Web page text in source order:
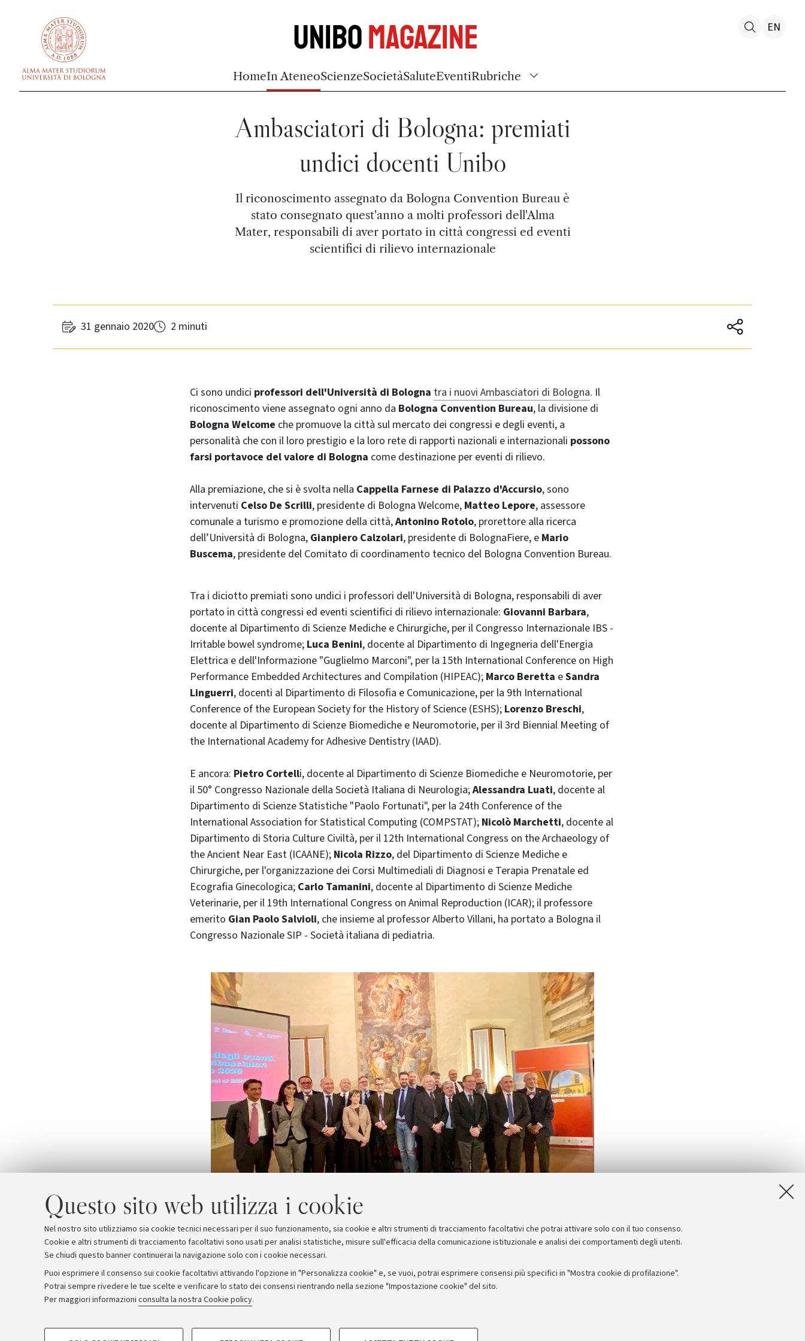
Questo sito web utilizza i cookie
Nel nostro sito utilizziamo sia cookie tecnici necessari per il suo funzionamento, sia cookie e altri strumenti di tracciamento facoltativi che potrai attivare solo con il tuo consenso.
Cookie e altri strumenti di tracciamento facoltativi sono usati per analisi statistiche, misure sull'efficacia della comunicazione istituzionale e analisi dei comportamenti degli utenti.
Se chiudi questo banner continuerai la navigazione solo con i cookie necessari.
Puoi esprimere il consenso sui cookie facoltativi attivando l'opzione in "Personalizza cookie" e, se vuoi, potrai esprimere consensi più specifici in "Mostra cookie di profilazione".
Potrai sempre rivedere le tue scelte e verificare lo stato dei consensi rientrando nella sezione "Impostazione cookie" del sito.
Per maggiori informazioni consulta la nostra Cookie policy.
COOKIE DI PROFILAZIONE - FACOLTATIVI COOKIE TECNICI - NECESSARI
UniboMagazine
HomeIn AteneoScienzeSocietàSaluteEventiRubriche
EN
Ambasciatori di Bologna: premiati
undici docenti Unibo
Il riconoscimento assegnato da Bologna Convention Bureau è
stato consegnato quest'anno a molti professori dell'Alma
Mater, responsabili di aver portato in città congressi ed eventi
scientifici di rilievo internazionale
31 gennaio 2020 2 minuti
Ci sono undici professori dell'Università di Bologna tra i nuovi Ambasciatori di Bologna. Il
riconoscimento viene assegnato ogni anno da Bologna Convention Bureau, la divisione di
Bologna Welcome che promuove la città sul mercato dei congressi e degli eventi, a
personalità che con il loro prestigio e la loro rete di rapporti nazionali e internazionali possono
farsi portavoce del valore di Bologna come destinazione per eventi di rilievo.
Alla premiazione, che si è svolta nella Cappella Farnese di Palazzo d'Accursio, sono
intervenuti Celso De Scrilli, presidente di Bologna Welcome, Matteo Lepore, assessore
comunale a turismo e promozione della città,Antonino Rotolo, prorettore alla ricerca
dell’Università di Bologna, Gianpiero Calzolari, presidente di BolognaFiere, e Mario
Buscema, presidente del Comitato di coordinamento tecnico del Bologna Convention Bureau.
Tra i diciotto premiati sono undici i professori dell'Università di Bologna, responsabili di aver
portato in città congressi ed eventi scientifici di rilievo internazionale: Giovanni Barbara,
docente al Dipartimento di Scienze Mediche e Chirurgiche, per il Congresso Internazionale IBS -
Irritable bowel syndrome; Luca Benini, docente al Dipartimento di Ingegneria dell'Energia
Elettrica e dell'Informazione "Guglielmo Marconi", per la 15th International Conference on High
Performance Embedded Architectures and Compilation (HIPEAC); Marco Beretta eSandra
Linguerri, docenti al Dipartimento di Filosofia e Comunicazione, per la 9th International
Conference of the European Society for the History of Science (ESHS); Lorenzo Breschi,
docente al Dipartimento di Scienze Biomediche e Neuromotorie, per il 3rd Biennial Meeting of
the International Academy for Adhesive Dentistry (IAAD).
E ancora: Pietro Cortelli, docente al Dipartimento di Scienze Biomediche e Neuromotorie, per
il 50° Congresso Nazionale della Società Italiana di Neurologia;Alessandra Luati, docente al
Dipartimento di Scienze Statistiche "Paolo Fortunati", per la 24th Conference of the
International Association for Statistical Computing (COMPSTAT); Nicolò Marchetti, docente al
Dipartimento di Storia Culture Civiltà, per il 12th International Congress on the Archaeology of
the Ancient Near East (ICAANE); Nicola Rizzo, del Dipartimento di Scienze Mediche e
Chirurgiche, per l'organizzazione dei Corsi Multimediali di Diagnosi e Terapia Prenatale ed
Ecografia Ginecologica; Carlo Tamanini, docente al Dipartimento di Scienze Mediche
Veterinarie, per il 19th International Congress on Animal Reproduction (ICAR); il professore
emerito Gian Paolo Salvioli, che insieme al professor Alberto Villani, ha portato a Bologna il
Congresso Nazionale SIP - Società italiana di pediatria.
Archivio Comunicati stampa Redazione Rassegna stampa
© Copyright 2026 - ALMA MATER STUDIORUM - Università di Bologna - Via Zamboni, 33 - 40126 Bologna - PI: 01131710376 - CF: 80007010376